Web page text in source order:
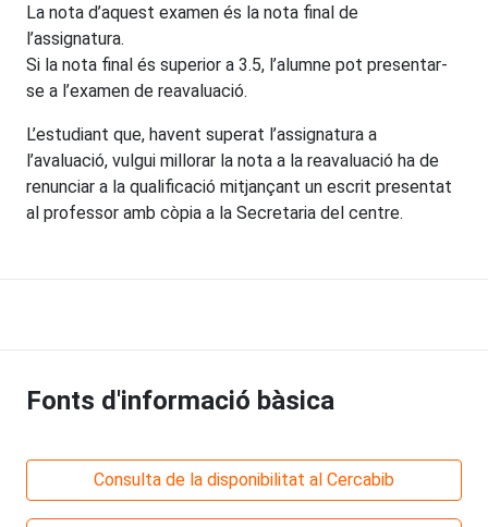
La nota d’aquest examen és la nota final de
l’assignatura.
Si la nota final és superior a 3.5, l’alumne pot presentar-
se a l’examen de reavaluació.
L’estudiant que, havent superat l’assignatura a
l’avaluació, vulgui millorar la nota a la reavaluació ha de
renunciar a la qualificació mitjançant un escrit presentat
al professor amb còpia a la Secretaria del centre.
Fonts d'informació bàsica
Consulta de la disponibilitat al Cercabib